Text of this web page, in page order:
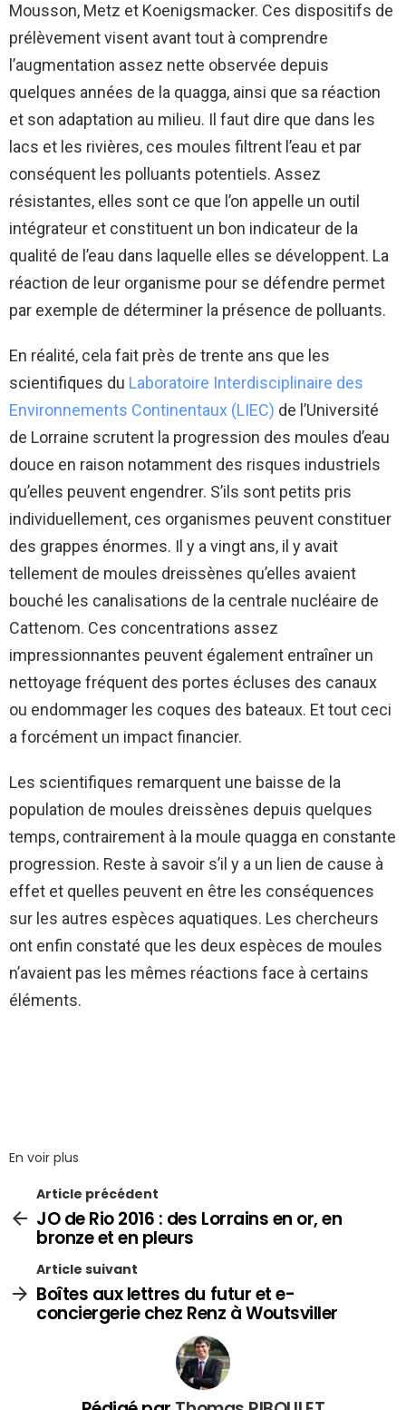
Mousson, Metz et Koenigsmacker. Ces dispositifs de
prélèvement visent avant tout à comprendre
l’augmentation assez nette observée depuis
quelques années de la quagga, ainsi que sa réaction
et son adaptation au milieu. Il faut dire que dans les
lacs et les rivières, ces moules filtrent l’eau et par
conséquent les polluants potentiels. Assez
résistantes, elles sont ce que l’on appelle un outil
intégrateur et constituent un bon indicateur de la
qualité de l’eau dans laquelle elles se développent. La
réaction de leur organisme pour se défendre permet
par exemple de déterminer la présence de polluants.
En réalité, cela fait près de trente ans que les
scientifiques du Laboratoire Interdisciplinaire des
Environnements Continentaux (LIEC) de l’Université
de Lorraine scrutent la progression des moules d’eau
douce en raison notamment des risques industriels
qu’elles peuvent engendrer. S’ils sont petits pris
individuellement, ces organismes peuvent constituer
des grappes énormes. Il y a vingt ans, il y avait
tellement de moules dreissènes qu’elles avaient
bouché les canalisations de la centrale nucléaire de
Cattenom. Ces concentrations assez
impressionnantes peuvent également entraîner un
nettoyage fréquent des portes écluses des canaux
ou endommager les coques des bateaux. Et tout ceci
a forcément un impact financier.
Les scientifiques remarquent une baisse de la
population de moules dreissènes depuis quelques
temps, contrairement à la moule quagga en constante
progression. Reste à savoir s’il y a un lien de cause à
effet et quelles peuvent en être les conséquences
sur les autres espèces aquatiques. Les chercheurs
ont enfin constaté que les deux espèces de moules
n’avaient pas les mêmes réactions face à certains
éléments.
En voir plus
Article précédent
JO de Rio 2016 : des Lorrains en or, en
bronze et en pleurs
Article suivant
Boîtes aux lettres du futur et e-
conciergerie chez Renz à Woutsviller